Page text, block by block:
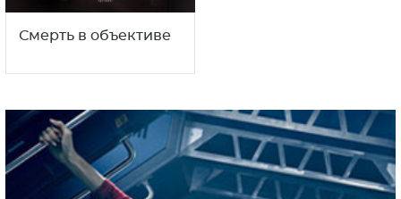
Смерть в объективе